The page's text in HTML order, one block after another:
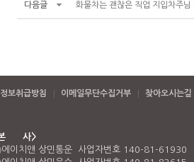
다음글 화물차는 괜찮은 직업 지입차주님
보취급방침 이메일무단수집거부 찾아오시는길
사>
이치앤 상민통운 사업자번호 140-81-61930